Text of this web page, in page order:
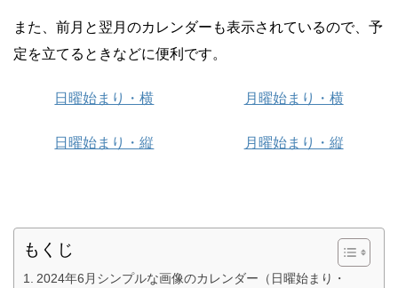
また、前月と翌月のカレンダーも表示されているので、予
定を立てるときなどに便利です。
日曜始まり・横
日曜始まり・縦
月曜始まり・横
月曜始まり・縦
もくじ
2024年6月シンプルな画像のカレンダー（日曜始まり・